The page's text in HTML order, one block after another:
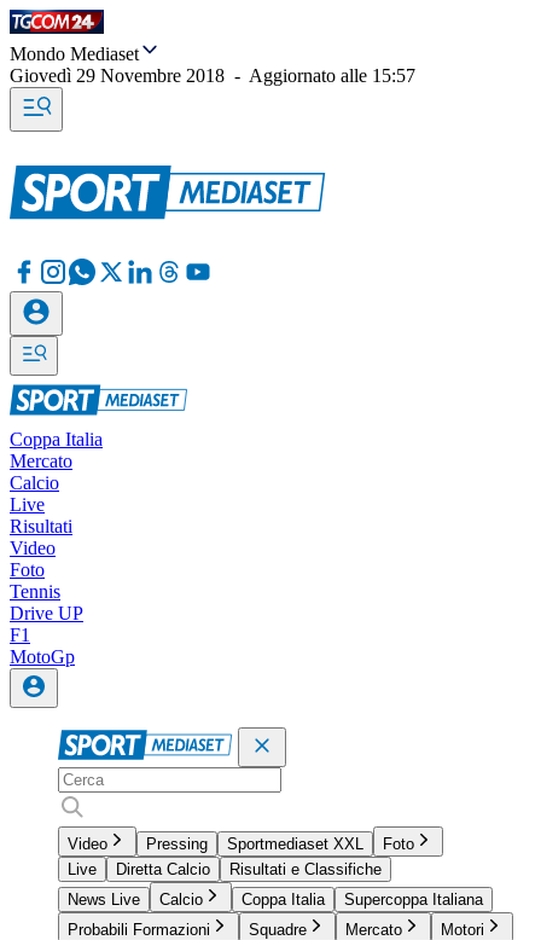
Mondo Mediaset
Giovedì 29 Novembre 2018 - Aggiornato alle 15:57
Coppa Italia
Mercato
Calcio
Live
Risultati
Video
Foto
Tennis
Drive UP
F1
MotoGp
Video Pressing Sportmediaset XXL
Foto
Live
Diretta Calcio
Risultati e Classifiche
News Live
Calcio Coppa Italia
Supercoppa Italiana
Probabili Formazioni
Squadre Mercato
Motori